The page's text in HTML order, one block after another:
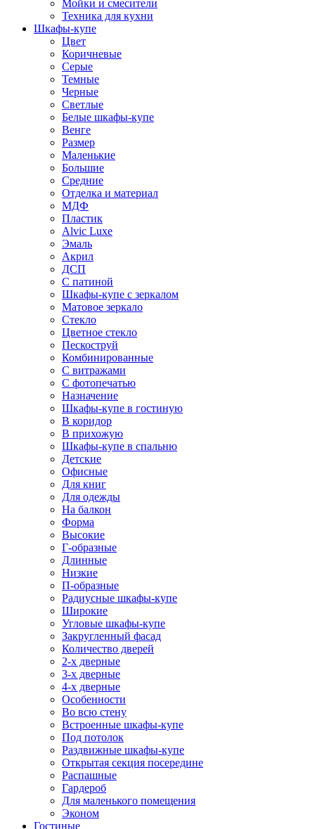
Мойки и смесители
Техника для кухни
Шкафы-купе
Цвет
Коричневые
Серые
Темные
Черные
Светлые
Белые шкафы-купе
Венге
Размер
Маленькие
Большие
Средние
Отделка и материал
МДФ
Пластик
Alvic Luxe
Эмаль
Акрил
ДСП
С патиной
Шкафы-купе с зеркалом
Матовое зеркало
Стекло
Цветное стекло
Пескоструй
Комбинированные
С витражами
С фотопечатью
Назначение
Шкафы-купе в гостиную
В коридор
В прихожую
Шкафы-купе в спальню
Детские
Офисные
Для книг
Для одежды
На балкон
Форма
Высокие
Г-образные
Длинные
Низкие
П-образные
Радиусные шкафы-купе
Широкие
Угловые шкафы-купе
Закругленный фасад
Количество дверей
2-х дверные
3-х дверные
4-х дверные
Особенности
Во всю стену
Встроенные шкафы-купе
Под потолок
Раздвижные шкафы-купе
Открытая секция посередине
Распашные
Гардероб
Для маленького помещения
Эконом
Гостиные